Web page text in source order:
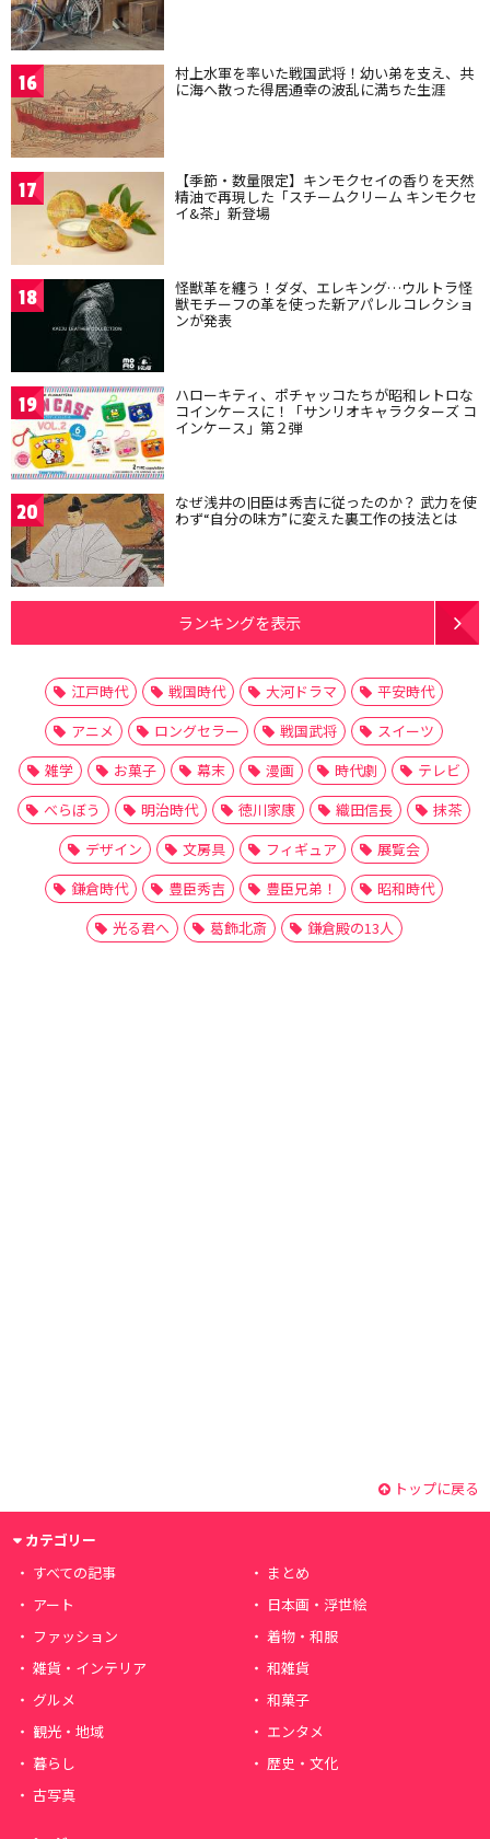
16 村上水軍を率いた戦国武将！幼い弟を支え、共
に海へ散った得居通幸の波乱に満ちた生涯
17 【季節・数量限定】キンモクセイの香りを天然
精油で再現した「スチームクリーム キンモクセ
イ&茶」新登場
18 怪獣革を纏う！ダダ、エレキング…ウルトラ怪
獣モチーフの革を使った新アパレルコレクショ
ンが発表
19 ハローキティ、ポチャッコたちが昭和レトロな
コインケースに！「サンリオキャラクターズ コ
インケース」第２弾
20 なぜ浅井の旧臣は秀吉に従ったのか？ 武力を使
わず“自分の味方”に変えた裏工作の技法とは
ランキングを表示
江戸時代 戦国時代 大河ドラマ
平安時代
アニメ
ロングセラー 戦国武将
スイーツ
雑学
お菓子 幕末 漫画 時代劇
テレビ
べらぼう
明治時代 徳川家康 織田信長
抹茶
デザイン
文房具 フィギュア
展覧会
鎌倉時代
豊臣秀吉 豊臣兄弟！
昭和時代
光る君へ
葛飾北斎 鎌倉殿の13人
トップに戻る
カテゴリー
すべての記事
まとめ
アート
日本画・浮世絵
ファッション
着物・和服
雑貨・インテリア
和雑貨
グルメ
和菓子
観光・地域
エンタメ
暮らし
歴史・文化
古写真